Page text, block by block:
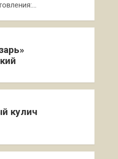
кулич